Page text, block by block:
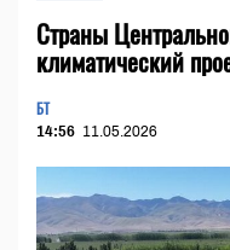
Страны
климатический
БТ
14:56 11.05.2026